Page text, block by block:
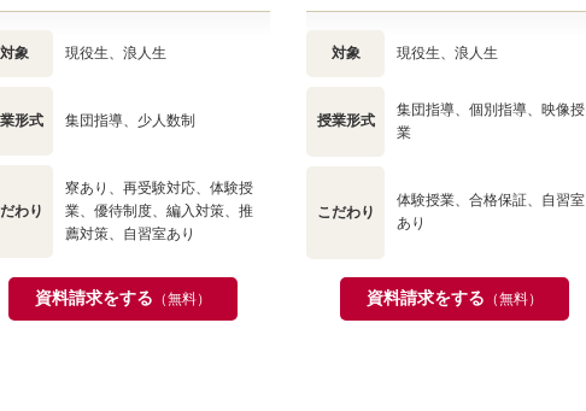
対象 現役生、浪人生
形式 集団指導、少人数制
わり
寮あり、再受験対応、体験授
業、優待制度、編入対策、推
薦対策、自習室あり
資料請求をする （無料）
対象 現役生、浪人生
授業形式
集団指導、個別指導、映像授
業
こだわり
体験授業、合格保証、自習室
あり
資料請求をする （無料）